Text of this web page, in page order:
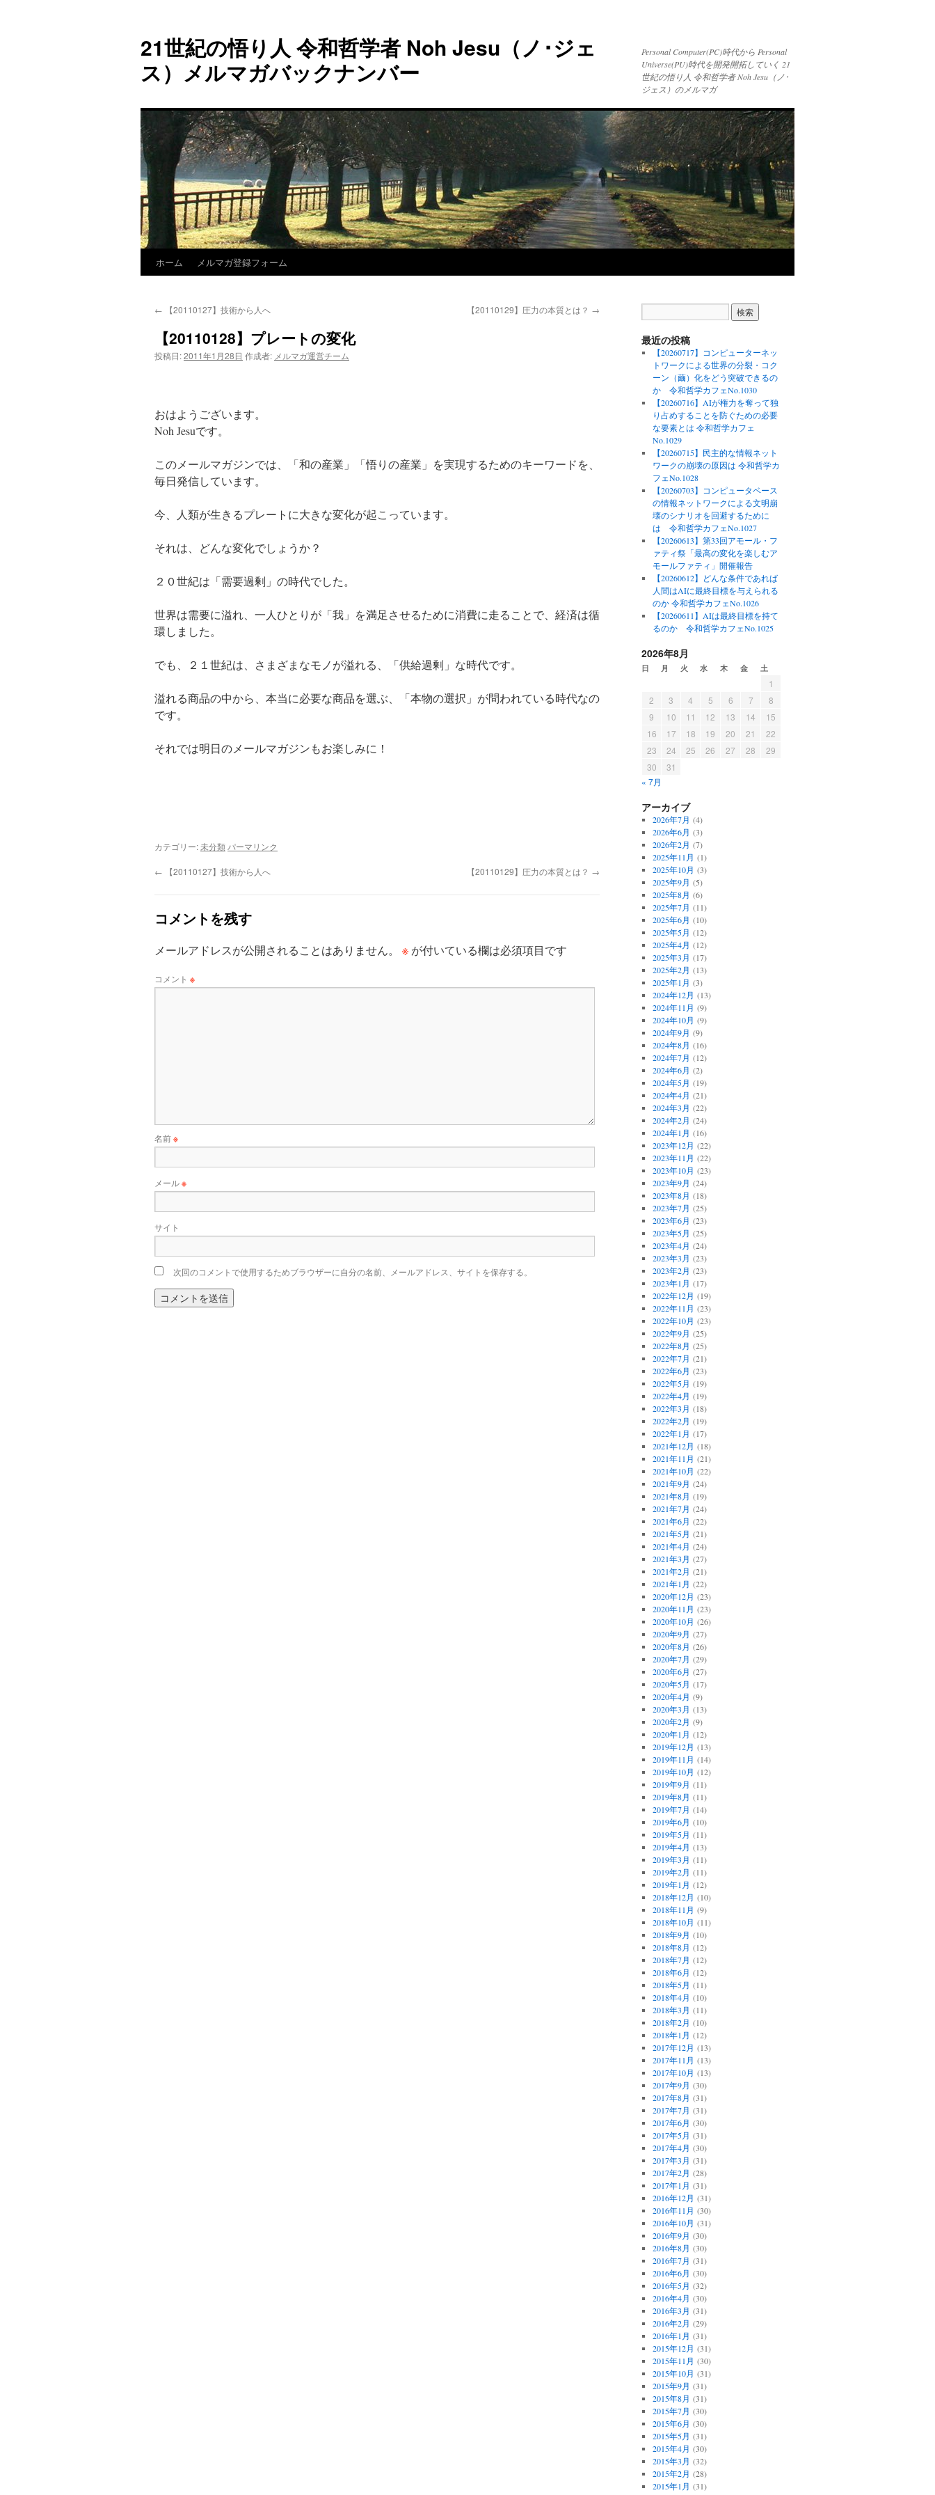
テ
ン
ツ
へ
キ
ッ
プ
21世紀の悟り人 令和哲学者 Noh Jesu（ノ･ジェ
ス）メルマガバックナンバー
Personal Computer(PC)時代から Personal
Universe(PU)時代を開発開拓していく 21
世紀の悟り人 令和哲学者 Noh Jesu（ノ･
ジェス）のメルマガ
ホーム メルマガ登録フォーム
← 【20110127】技術から人へ 【20110129】圧力の本質とは？ →
【20110128】プレートの変化
投稿日:2011年1月28日 作成者: メルマガ運営チーム
おはようございます。
Noh Jesuです。
このメールマガジンでは、「和の産業」「悟りの産業」を実現するためのキーワードを、
毎日発信しています。
今、人類が生きるプレートに大きな変化が起こっています。
それは、どんな変化でしょうか？
２０世紀は「需要過剰」の時代でした。
世界は需要に溢れ、一人ひとりが「我」を満足させるために消費に走ることで、経済は循
環しました。
でも、２１世紀は、さまざまなモノが溢れる、「供給過剰」な時代です。
溢れる商品の中から、本当に必要な商品を選ぶ、「本物の選択」が問われている時代なの
です。
それでは明日のメールマガジンもお楽しみに！
カテゴリー:未分類 パーマリンク
← 【20110127】技術から人へ 【20110129】圧力の本質とは？ →
コメントを残す
メールアドレスが公開されることはありません。 ※ が付いている欄は必須項目です
コメント ※
名前※
メール※
サイト
次回のコメントで使用するためブラウザーに自分の名前、メールアドレス、サイトを保存する。
最近の投稿
【20260717】コンピューターネッ
トワークによる世界の分裂・コク
ーン（繭）化をどう突破できるの
か 令和哲学カフェNo.1030
【20260716】AIが権力を奪って独
り占めすることを防ぐための必要
な要素とは 令和哲学カフェ
No.1029
【20260715】民主的な情報ネット
ワークの崩壊の原因は 令和哲学カ
フェNo.1028
【20260703】コンピュータベース
の情報ネットワークによる文明崩
壊のシナリオを回避するために
は 令和哲学カフェNo.1027
【20260613】第33回アモール・フ
ァティ祭「最高の変化を楽しむア
モールファティ」開催報告
【20260612】どんな条件であれば
人間はAIに最終目標を与えられる
のか 令和哲学カフェNo.1026
【20260611】AIは最終目標を持て
るのか 令和哲学カフェNo.1025
2026年8月
日 月 火 水 木 金 土
1
2
3 4 5 6 7
8
9
10 11 12 13 14
15
16
17 18 19 20 21
22
23
24 25 26 27 28
29
30
31
« 7月
アーカイブ
2026年7月 (4)
2026年6月 (3)
2026年2月 (7)
2025年11月 (1)
2025年10月 (3)
2025年9月 (5)
2025年8月 (6)
2025年7月 (11)
2025年6月 (10)
2025年5月 (12)
2025年4月 (12)
2025年3月 (17)
2025年2月 (13)
2025年1月 (3)
2024年12月 (13)
2024年11月 (9)
2024年10月 (9)
2024年9月 (9)
2024年8月 (16)
2024年7月 (12)
2024年6月 (2)
2024年5月 (19)
2024年4月 (21)
2024年3月 (22)
2024年2月 (24)
2024年1月 (16)
2023年12月 (22)
2023年11月 (22)
2023年10月 (23)
2023年9月 (24)
2023年8月 (18)
2023年7月 (25)
2023年6月 (23)
2023年5月 (25)
2023年4月 (24)
2023年3月 (23)
2023年2月 (23)
2023年1月 (17)
2022年12月 (19)
2022年11月 (23)
2022年10月 (23)
2022年9月 (25)
2022年8月 (25)
2022年7月 (21)
2022年6月 (23)
2022年5月 (19)
2022年4月 (19)
2022年3月 (18)
2022年2月 (19)
2022年1月 (17)
2021年12月 (18)
2021年11月 (21)
2021年10月 (22)
2021年9月 (24)
2021年8月 (19)
2021年7月 (24)
2021年6月 (22)
2021年5月 (21)
2021年4月 (24)
2021年3月 (27)
2021年2月 (21)
2021年1月 (22)
2020年12月 (23)
2020年11月 (23)
2020年10月 (26)
2020年9月 (27)
2020年8月 (26)
2020年7月 (29)
2020年6月 (27)
2020年5月 (17)
2020年4月 (9)
2020年3月 (13)
2020年2月 (9)
2020年1月 (12)
2019年12月 (13)
2019年11月 (14)
2019年10月 (12)
2019年9月 (11)
2019年8月 (11)
2019年7月 (14)
2019年6月 (10)
2019年5月 (11)
2019年4月 (13)
2019年3月 (11)
2019年2月 (11)
2019年1月 (12)
2018年12月 (10)
2018年11月 (9)
2018年10月 (11)
2018年9月 (10)
2018年8月 (12)
2018年7月 (12)
2018年6月 (12)
2018年5月 (11)
2018年4月 (10)
2018年3月 (11)
2018年2月 (10)
2018年1月 (12)
2017年12月 (13)
2017年11月 (13)
2017年10月 (13)
2017年9月 (30)
2017年8月 (31)
2017年7月 (31)
2017年6月 (30)
2017年5月 (31)
2017年4月 (30)
2017年3月 (31)
2017年2月 (28)
2017年1月 (31)
2016年12月 (31)
2016年11月 (30)
2016年10月 (31)
2016年9月 (30)
2016年8月 (30)
2016年7月 (31)
2016年6月 (30)
2016年5月 (32)
2016年4月 (30)
2016年3月 (31)
2016年2月 (29)
2016年1月 (31)
2015年12月 (31)
2015年11月 (30)
2015年10月 (31)
2015年9月 (31)
2015年8月 (31)
2015年7月 (30)
2015年6月 (30)
2015年5月 (31)
2015年4月 (30)
2015年3月 (32)
2015年2月 (28)
2015年1月 (31)